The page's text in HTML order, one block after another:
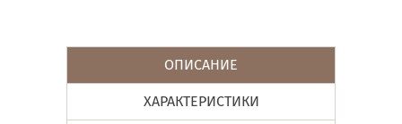
ОПИСАНИЕ
ХАРАКТЕРИСТИКИ